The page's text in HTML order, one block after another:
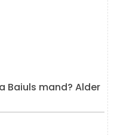
Baiuls mand? Alder